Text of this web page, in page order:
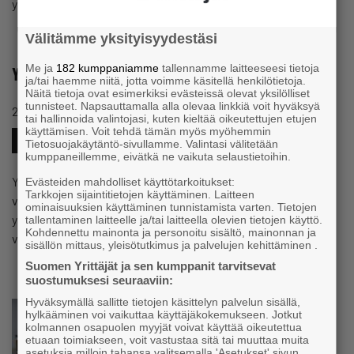
yksinyrittäjä, mielen…
Yksinyrittäjän hyvinvointi on mutkikas juttu
26.11.2018 klo 12:36 Blogi #HYVINVOINTI
#YKSINYRITTÄJÄT
Yrittäjän työhyvinvointi on kimurantti aihe. Homma menee
vieläkin mutkikkaammaksi, kun puhutaan mikro- tai
yksinyrittäjistä. Seuraavassa selvennystä moiselle
väitteelle.
Välitämme yksityisyydestäsi
Me ja 182 kumppaniamme tallennamme laitteeseesi tietoja
ja/tai haemme niitä, jotta voimme käsitellä henkilötietoja.
Näitä tietoja ovat esimerkiksi evästeissä olevat yksilölliset
tunnisteet. Napsauttamalla alla olevaa linkkiä voit hyväksyä
tai hallinnoida valintojasi, kuten kieltää oikeutettujen etujen
käyttämisen. Voit tehdä tämän myös myöhemmin
Tietosuojakäytäntö-sivullamme. Valintasi välitetään
kumppaneillemme, eivätkä ne vaikuta selaustietoihin.
Evästeiden mahdolliset käyttötarkoitukset:
Tarkkojen sijaintitietojen käyttäminen. Laitteen
ominaisuuksien käyttäminen tunnistamista varten. Tietojen
tallentaminen laitteelle ja/tai laitteella olevien tietojen käyttö.
Kohdennettu mainonta ja personoitu sisältö, mainonnan ja
sisällön mittaus, yleisötutkimus ja palvelujen kehittäminen .
Suomen Yrittäjät ja sen kumppanit tarvitsevat
suostumuksesi seuraaviin:
Hyväksymällä sallitte tietojen käsittelyn palvelun sisällä,
hylkääminen voi vaikuttaa käyttäjäkokemukseen. Jotkut
kolmannen osapuolen myyjät voivat käyttää oikeutettua
etuaan toimiakseen, voit vastustaa sitä tai muuttaa muita